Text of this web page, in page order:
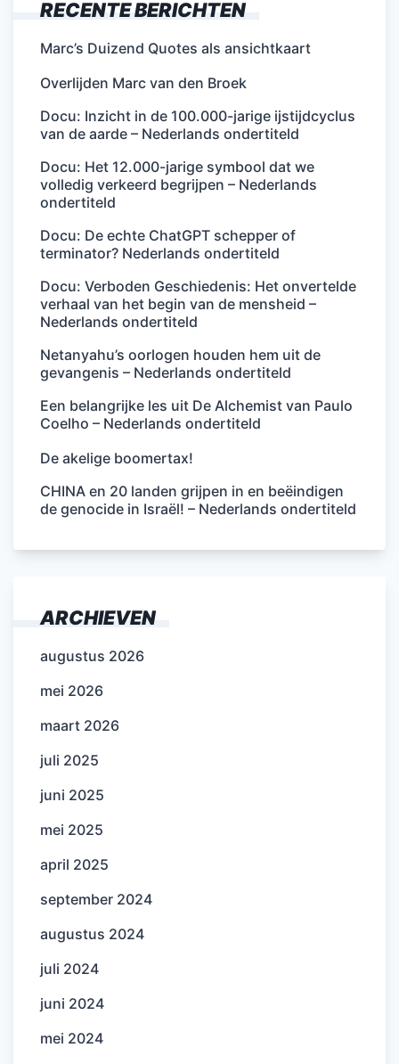
RECENTE BERICHTEN
Marc’s Duizend Quotes als ansichtkaart
Overlijden Marc van den Broek
Docu: Inzicht in de 100.000-jarige ijstijdcyclus
van de aarde – Nederlands ondertiteld
Docu: Het 12.000-jarige symbool dat we
volledig verkeerd begrijpen – Nederlands
ondertiteld
Docu: De echte ChatGPT schepper of
terminator? Nederlands ondertiteld
Docu: Verboden Geschiedenis: Het onvertelde
verhaal van het begin van de mensheid –
Nederlands ondertiteld
Netanyahu’s oorlogen houden hem uit de
gevangenis – Nederlands ondertiteld
Een belangrijke les uit De Alchemist van Paulo
Coelho – Nederlands ondertiteld
De akelige boomertax!
CHINA en 20 landen grijpen in en beëindigen
de genocide in Israël! – Nederlands ondertiteld
ARCHIEVEN
augustus 2026
mei 2026
maart 2026
juli 2025
juni 2025
mei 2025
april 2025
september 2024
augustus 2024
juli 2024
juni 2024
mei 2024